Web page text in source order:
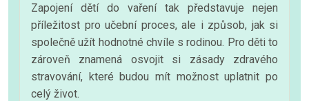
Zapojení dětí do vaření tak představuje nejen
příležitost pro učební proces, ale i způsob, jak si
společně užít hodnotné chvíle s rodinou. Pro děti to
zároveň znamená osvojit si zásady zdravého
stravování, které budou mít možnost uplatnit po
celý život.